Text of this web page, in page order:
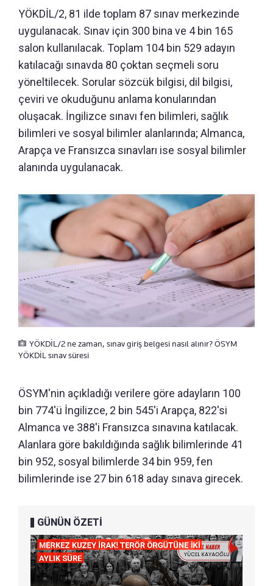
YÖKDİL/2, 81 ilde toplam 87 sınav merkezinde
uygulanacak. Sınav için 300 bina ve 4 bin 165
salon kullanılacak. Toplam 104 bin 529 adayın
katılacağı sınavda 80 çoktan seçmeli soru
yöneltilecek. Sorular sözcük bilgisi, dil bilgisi,
çeviri ve okuduğunu anlama konularından
oluşacak. İngilizce sınavı fen bilimleri, sağlık
bilimleri ve sosyal bilimler alanlarında; Almanca,
Arapça ve Fransızca sınavları ise sosyal bilimler
alanında uygulanacak.
YÖKDİL/2 ne zaman, sınav giriş belgesi nasıl alınır? ÖSYM
YÖKDİL sınav süresi
ÖSYM'nin açıkladığı verilere göre adayların 100
bin 774'ü İngilizce, 2 bin 545'i Arapça, 822'si
Almanca ve 388'i Fransızca sınavına katılacak.
Alanlara göre bakıldığında sağlık bilimlerinde 41
bin 952, sosyal bilimlerde 34 bin 959, fen
bilimlerinde ise 27 bin 618 aday sınava girecek.
GÜNÜN ÖZETİ